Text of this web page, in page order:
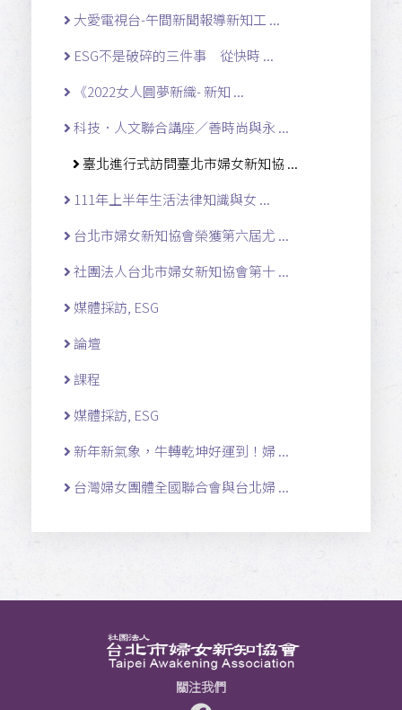
大愛電視台-午間新聞報導新知工 ...
ESG不是破碎的三件事 從快時 ...
《2022女人圓夢新織- 新知 ...
科技．人文聯合講座／善時尚與永 ...
臺北進行式訪問臺北市婦女新知協 ...
111年上半年生活法律知識與女 ...
台北市婦女新知協會榮獲第六屆尤 ...
社團法人台北市婦女新知協會第十 ...
媒體採訪, ESG
論壇
課程
媒體採訪, ESG
新年新氣象，牛轉乾坤好運到！婦 ...
台灣婦女團體全國聯合會與台北婦 ...
關注我們